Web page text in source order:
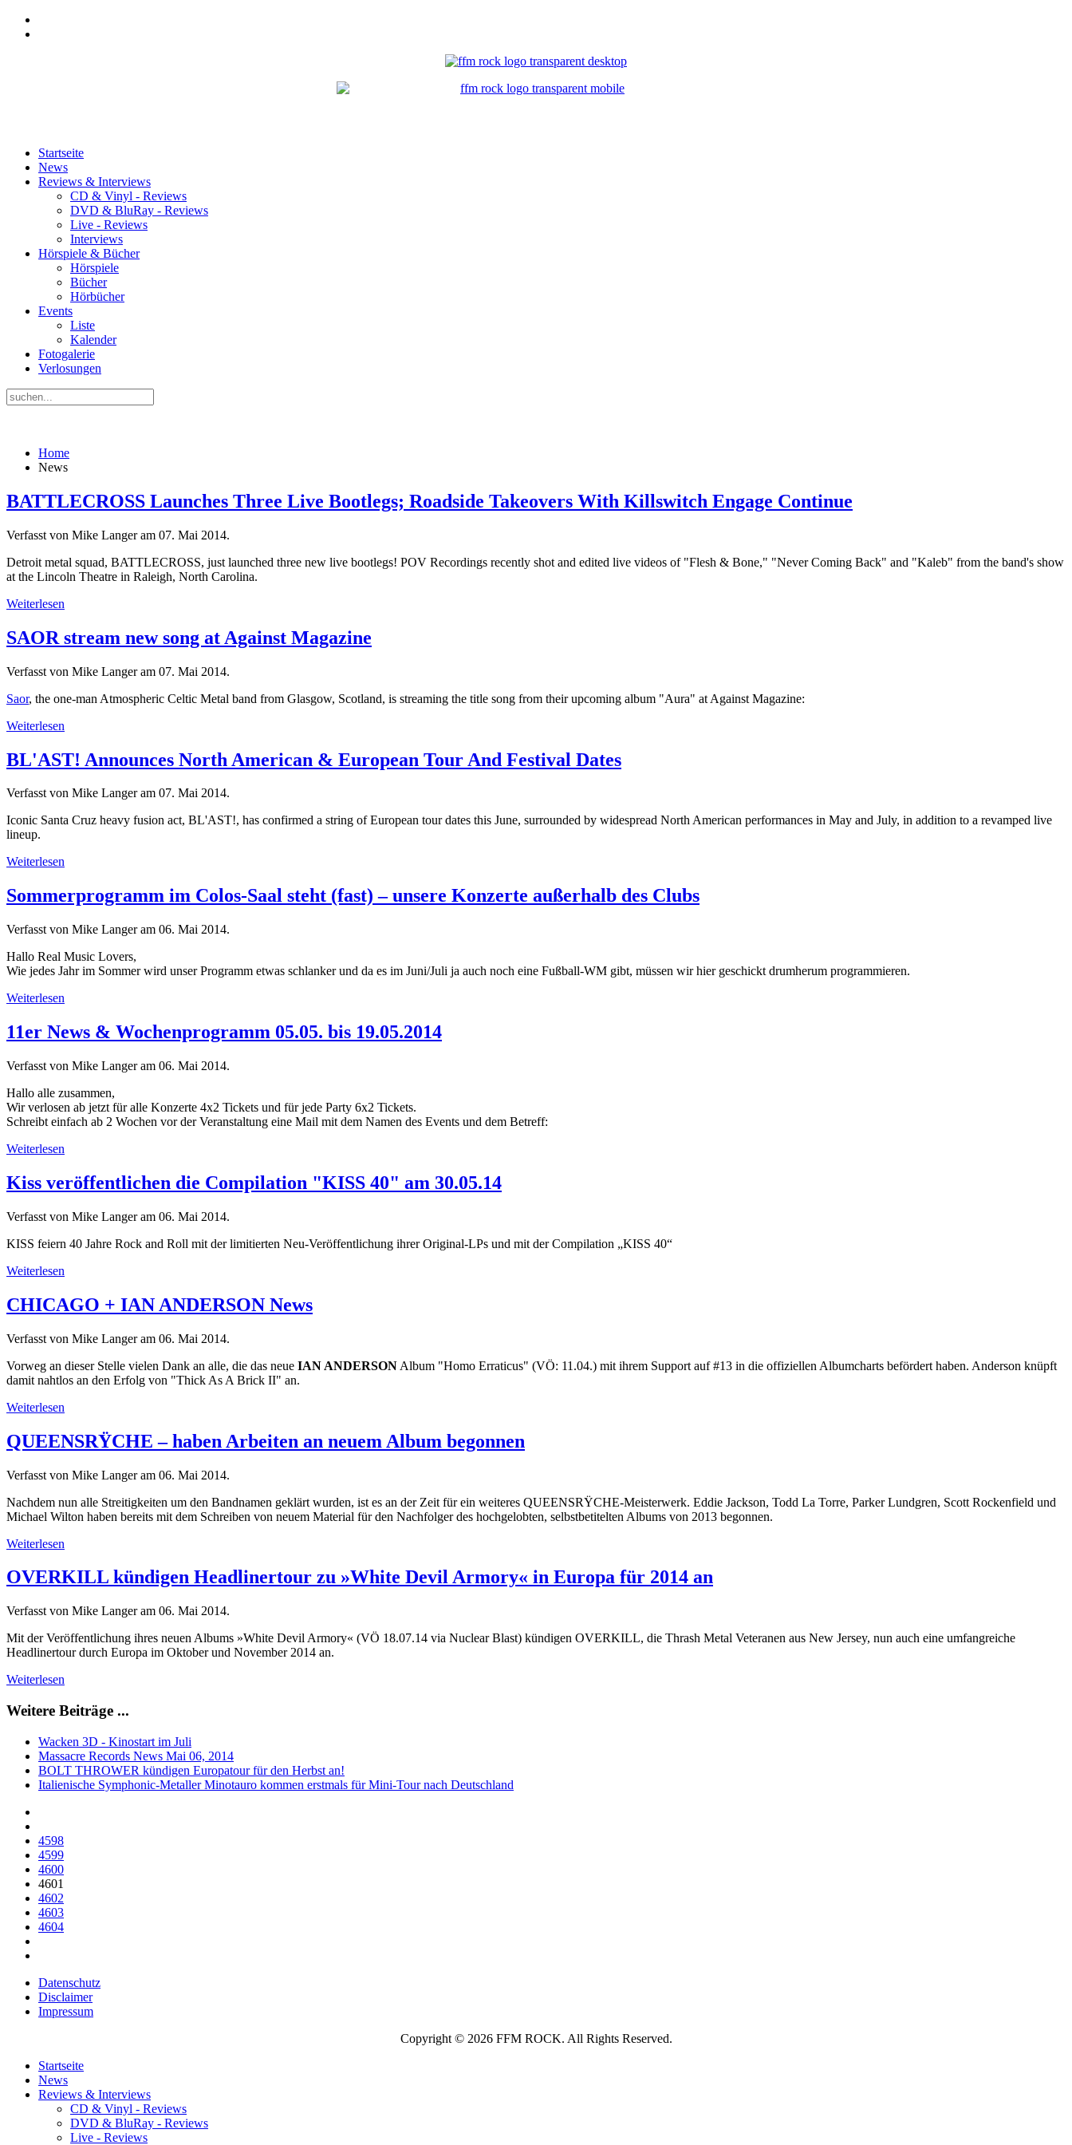
Startseite
News
Reviews & Interviews
CD & Vinyl - Reviews
DVD & BluRay - Reviews
Live - Reviews
Interviews
Hörspiele & Bücher
Hörspiele
Bücher
Hörbücher
Events
Liste
Kalender
Fotogalerie
Verlosungen
Home
News
BATTLECROSS Launches Three Live Bootlegs; Roadside Takeovers With Killswitch Engage Continue
Verfasst von Mike Langer am 07. Mai 2014.
Detroit metal squad, BATTLECROSS, just launched three new live bootlegs! POV Recordings recently shot and edited live videos of "Flesh & Bone," "Never Coming Back" and "Kaleb" from the band's show
at the Lincoln Theatre in Raleigh, North Carolina.
Weiterlesen
SAOR stream new song at Against Magazine
Verfasst von Mike Langer am 07. Mai 2014.
Saor, the one-man Atmospheric Celtic Metal band from Glasgow, Scotland, is streaming the title song from their upcoming album "Aura" at Against Magazine:
Weiterlesen
BL'AST! Announces North American & European Tour And Festival Dates
Verfasst von Mike Langer am 07. Mai 2014.
Iconic Santa Cruz heavy fusion act, BL'AST!, has confirmed a string of European tour dates this June, surrounded by widespread North American performances in May and July, in addition to a revamped live
lineup.
Weiterlesen
Sommerprogramm im Colos-Saal steht (fast) – unsere Konzerte außerhalb des Clubs
Verfasst von Mike Langer am 06. Mai 2014.
Hallo Real Music Lovers,
Wie jedes Jahr im Sommer wird unser Programm etwas schlanker und da es im Juni/Juli ja auch noch eine Fußball-WM gibt, müssen wir hier geschickt drumherum programmieren.
Weiterlesen
11er News & Wochenprogramm 05.05. bis 19.05.2014
Verfasst von Mike Langer am 06. Mai 2014.
Hallo alle zusammen,
Wir verlosen ab jetzt für alle Konzerte 4x2 Tickets und für jede Party 6x2 Tickets.
Schreibt einfach ab 2 Wochen vor der Veranstaltung eine Mail mit dem Namen des Events und dem Betreff:
Weiterlesen
Kiss veröffentlichen die Compilation "KISS 40" am 30.05.14
Verfasst von Mike Langer am 06. Mai 2014.
KISS feiern 40 Jahre Rock and Roll mit der limitierten Neu-Veröffentlichung ihrer Original-LPs und mit der Compilation „KISS 40“
Weiterlesen
CHICAGO + IAN ANDERSON News
Verfasst von Mike Langer am 06. Mai 2014.
Vorweg an dieser Stelle vielen Dank an alle, die das neue IAN ANDERSON Album "Homo Erraticus" (VÖ: 11.04.) mit ihrem Support auf #13 in die offiziellen Albumcharts befördert haben. Anderson knüpft
damit nahtlos an den Erfolg von "Thick As A Brick II" an.
Weiterlesen
QUEENSRŸCHE – haben Arbeiten an neuem Album begonnen
Verfasst von Mike Langer am 06. Mai 2014.
Nachdem nun alle Streitigkeiten um den Bandnamen geklärt wurden, ist es an der Zeit für ein weiteres QUEENSRŸCHE-Meisterwerk. Eddie Jackson, Todd La Torre, Parker Lundgren, Scott Rockenfield und
Michael Wilton haben bereits mit dem Schreiben von neuem Material für den Nachfolger des hochgelobten, selbstbetitelten Albums von 2013 begonnen.
Weiterlesen
OVERKILL kündigen Headlinertour zu »White Devil Armory« in Europa für 2014 an
Verfasst von Mike Langer am 06. Mai 2014.
Mit der Veröffentlichung ihres neuen Albums »White Devil Armory« (VÖ 18.07.14 via Nuclear Blast) kündigen OVERKILL, die Thrash Metal Veteranen aus New Jersey, nun auch eine umfangreiche
Headlinertour durch Europa im Oktober und November 2014 an.
Weiterlesen
Weitere Beiträge ...
Wacken 3D - Kinostart im Juli
Massacre Records News Mai 06, 2014
BOLT THROWER kündigen Europatour für den Herbst an!
Italienische Symphonic-Metaller Minotauro kommen erstmals für Mini-Tour nach Deutschland
4598
4599
4600
4601
4602
4603
4604
Datenschutz
Disclaimer
Impressum
Copyright © 2026 FFM ROCK. All Rights Reserved.
Startseite
News
Reviews & Interviews
CD & Vinyl - Reviews
DVD & BluRay - Reviews
Live - Reviews